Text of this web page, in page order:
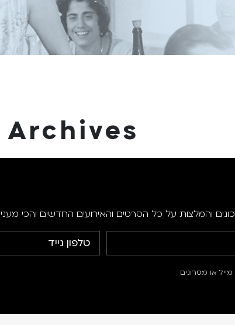
הדרכים הלא ידועות
לפרטים
פסטיבל אנימיקס 2026
לפרטים
Archives
והמלצות על כל הסרטים והאירועים החדשים והכי
או מסרונים